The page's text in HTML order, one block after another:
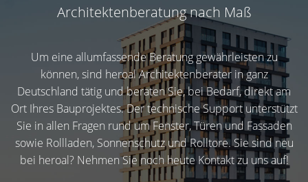
Architektenberatung nach Maß
Um eine allumfassende Beratung gewährleisten zu
können, sind heroal Architektenberater in ganz
Deutschland tätig und beraten Sie, bei Bedarf, direkt am
Ort Ihres Bauprojektes. Der technische Support unterstützt
Sie in allen Fragen rund um Fenster, Türen und Fassaden
sowie Rollladen, Sonnenschutz und Rolltore. Sie sind neu
bei heroal? Nehmen Sie noch heute Kontakt zu uns auf!